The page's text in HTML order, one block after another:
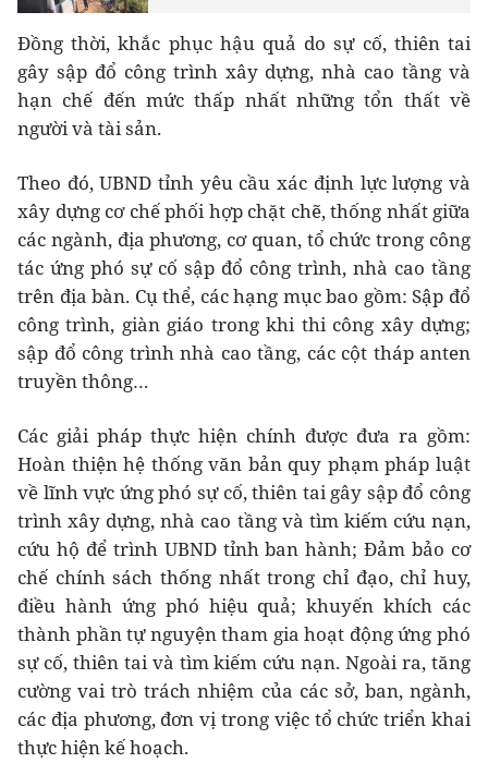
Đồng thời, khắc phục hậu quả do sự cố, thiên tai
gây sập đổ công trình xây dựng, nhà cao tầng và
hạn chế đến mức thấp nhất những tổn thất về
người và tài sản.
Theo đó, UBND tỉnh yêu cầu xác định lực lượng và
xây dựng cơ chế phối hợp chặt chẽ, thống nhất giữa
các ngành, địa phương, cơ quan, tổ chức trong công
tác ứng phó sự cố sập đổ công trình, nhà cao tầng
trên địa bàn. Cụ thể, các hạng mục bao gồm: Sập đổ
công trình, giàn giáo trong khi thi công xây dựng;
sập đổ công trình nhà cao tầng, các cột tháp anten
truyền thông…
Các giải pháp thực hiện chính được đưa ra gồm:
Hoàn thiện hệ thống văn bản quy phạm pháp luật
về lĩnh vực ứng phó sự cố, thiên tai gây sập đổ công
trình xây dựng, nhà cao tầng và tìm kiếm cứu nạn,
cứu hộ để trình UBND tỉnh ban hành; Đảm bảo cơ
chế chính sách thống nhất trong chỉ đạo, chỉ huy,
điều hành ứng phó hiệu quả; khuyến khích các
thành phần tự nguyện tham gia hoạt động ứng phó
sự cố, thiên tai và tìm kiếm cứu nạn. Ngoài ra, tăng
cường vai trò trách nhiệm của các sở, ban, ngành,
các địa phương, đơn vị trong việc tổ chức triển khai
thực hiện kế hoạch.